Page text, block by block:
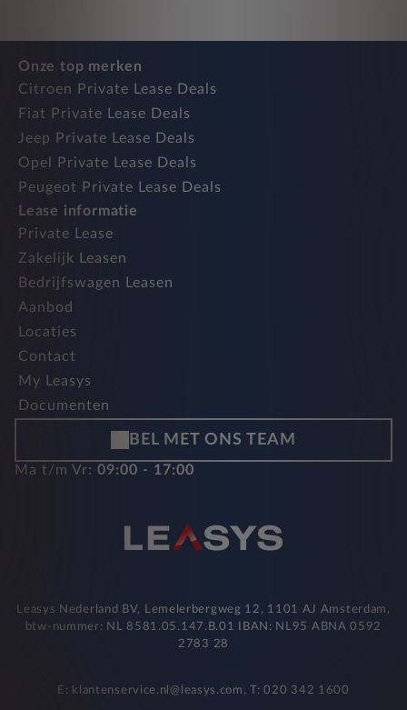
Onze top merken
Citroen Private Lease Deals
Fiat Private Lease Deals
Jeep Private Lease Deals
Opel Private Lease Deals
Peugeot Private Lease Deals
Lease informatie
Private Lease
Zakelijk Leasen
Bedrijfswagen Leasen
Aanbod
Locaties
Contact
My Leasys
Documenten
BEL MET ONS TEAM
Ma t/m Vr: 09:00 - 17:00
Leasys Nederland BV, Lemelerbergweg 12, 1101 AJ Amsterdam,
btw-nummer: NL 8581.05.147.B.01 IBAN: NL95 ABNA 0592
2783 28
E: klantenservice.nl@leasys.com, T: 020 342 1600